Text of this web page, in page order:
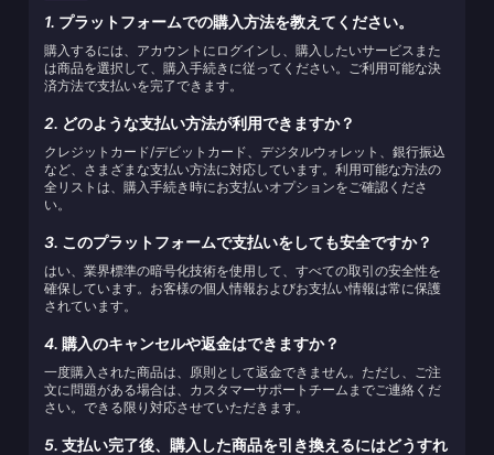
1. プラットフォームでの購入方法を教えてください。
購入するには、アカウントにログインし、購入したいサービスまた
は商品を選択して、購入手続きに従ってください。ご利用可能な決
済方法で支払いを完了できます。
2. どのような支払い方法が利用できますか？
クレジットカード/デビットカード、デジタルウォレット、銀行振込
など、さまざまな支払い方法に対応しています。利用可能な方法の
全リストは、購入手続き時にお支払いオプションをご確認くださ
い。
3. このプラットフォームで支払いをしても安全ですか？
はい、業界標準の暗号化技術を使用して、すべての取引の安全性を
確保しています。お客様の個人情報およびお支払い情報は常に保護
されています。
4. 購入のキャンセルや返金はできますか？
一度購入された商品は、原則として返金できません。ただし、ご注
文に問題がある場合は、カスタマーサポートチームまでご連絡くだ
さい。できる限り対応させていただきます。
5. 支払い完了後、購入した商品を引き換えるにはどうすれ